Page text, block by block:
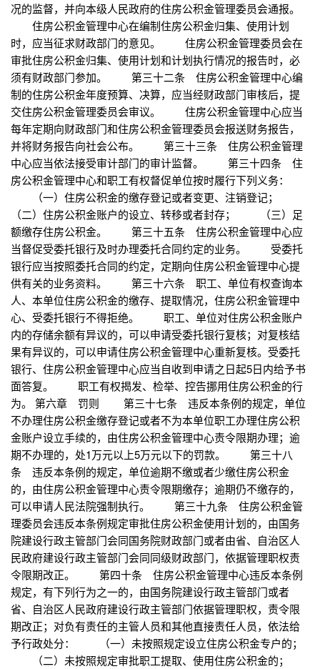
况的监督，并向本级人民政府的住房公积金管理委员会通报。
住房公积金管理中心在编制住房公积金归集、使用计划
时，应当征求财政部门的意见。 住房公积金管理委员会在
审批住房公积金归集、使用计划和计划执行情况的报告时，必
须有财政部门参加。 第三十二条 住房公积金管理中心编
制的住房公积金年度预算、决算，应当经财政部门审核后，提
交住房公积金管理委员会审议。 住房公积金管理中心应当
每年定期向财政部门和住房公积金管理委员会报送财务报告，
并将财务报告向社会公布。 第三十三条 住房公积金管理
中心应当依法接受审计部门的审计监督。 第三十四条 住
房公积金管理中心和职工有权督促单位按时履行下列义务：
（一）住房公积金的缴存登记或者变更、注销登记；
（二）住房公积金账户的设立、转移或者封存； （三）足
额缴存住房公积金。 第三十五条 住房公积金管理中心应
当督促受委托银行及时办理委托合同约定的业务。 受委托
银行应当按照委托合同的约定，定期向住房公积金管理中心提
供有关的业务资料。 第三十六条 职工、单位有权查询本
人、本单位住房公积金的缴存、提取情况，住房公积金管理中
心、受委托银行不得拒绝。 职工、单位对住房公积金账户
内的存储余额有异议的，可以申请受委托银行复核；对复核结
果有异议的，可以申请住房公积金管理中心重新复核。受委托
银行、住房公积金管理中心应当自收到申请之日起5日内给予书
面答复。 职工有权揭发、检举、控告挪用住房公积金的行
为。 第六章 罚则 第三十七条 违反本条例的规定，单位
不办理住房公积金缴存登记或者不为本单位职工办理住房公积
金账户设立手续的，由住房公积金管理中心责令限期办理；逾
期不办理的，处1万元以上5万元以下的罚款。 第三十八
条 违反本条例的规定，单位逾期不缴或者少缴住房公积金
的，由住房公积金管理中心责令限期缴存；逾期仍不缴存的，
可以申请人民法院强制执行。 第三十九条 住房公积金管
理委员会违反本条例规定审批住房公积金使用计划的，由国务
院建设行政主管部门会同国务院财政部门或者由省、自治区人
民政府建设行政主管部门会同同级财政部门，依据管理职权责
令限期改正。 第四十条 住房公积金管理中心违反本条例
规定，有下列行为之一的，由国务院建设行政主管部门或者
省、自治区人民政府建设行政主管部门依据管理职权，责令限
期改正；对负有责任的主管人员和其他直接责任人员，依法给
予行政处分： （一）未按照规定设立住房公积金专户的；
（二）未按照规定审批职工提取、使用住房公积金的；